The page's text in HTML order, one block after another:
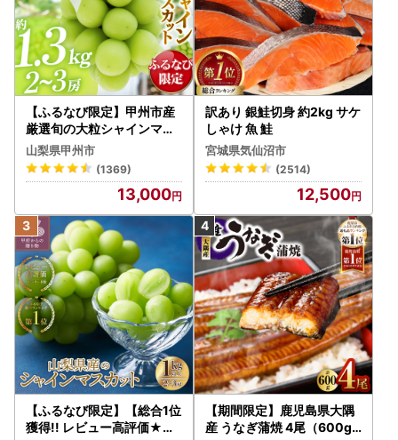
【ふるなび限定】甲州市産
厳選旬の大粒シャインマス
カット 約1.3kg 2～3房【2
026年発送】（MG）B12-
472 FN-Limited-VO シャ
インマスカット フルーツ
山梨県甲州市
(1369)
13,000
訳あり 銀鮭切身 約2kg サケ
しゃけ 魚 鮭
宮城県気仙沼市
(2514)
12,500
【ふるなび限定】【総合1位
獲得!! レビュー高評価★】
【期間限定】鹿児島県大隅
産 うなぎ蒲焼 4尾（600g